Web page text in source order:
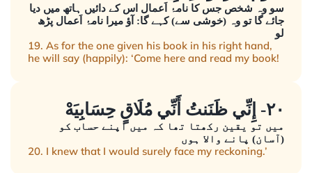
سو وہ شخص جس کا نامۂ اَعمال اس کے دائیں ہاتھ میں دیا
جائے گا تو وہ (خوشی سے) کہے گا: آؤ میرا نامۂ اَعمال پڑھ
لو
19. As for the one given his book in his right hand,
he will say (happily): ‘Come here and read my book!
٢٠- إِنِّي ظَنَنتُ أَنِّي مُلَاقٍ حِسَابِيَهْ
میں تو یقین رکھتا تھا کہ میں اپنے حساب کو
(آسان) پانے والا ہوں
20. I knew that I would surely face my reckoning.’